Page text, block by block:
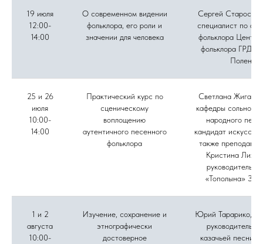
19 июля
12:00-
14:00
О современном видении
фольклора, его роли и
значении для человека
Сергей
специалист по
фольклора Центра
фольклора
Поленова
25 и 26
июля
10:00-
14:00
Практический курс по
сценическому
воплощению
аутентичного песенного
фольклора
Светлана
кафедры сольного
народного
кандидат
также
Кристина
руководитель
«Тополына» Зоя
1 и 2
августа
10:00-
Изучение, сохранение и
этнографически
достоверное
Юрий Тарарико,
руководитель
казачьей песни